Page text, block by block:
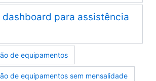
para assistência
de equipamentos
de equipamentos sem mensalidade